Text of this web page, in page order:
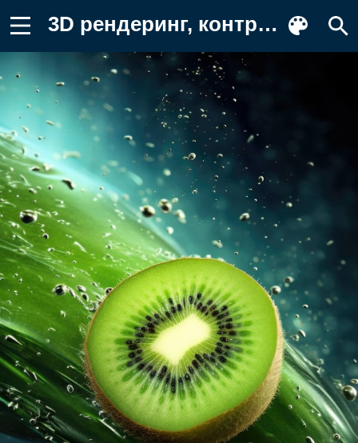
3D рендеринг, контрастные цвета Обои на телефон